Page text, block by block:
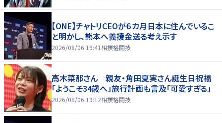
【ONE】チャトリCEOが６カ月日本に住んでいるこ
と明かし、熊本へ義援金送る考え示す
2026/08/06 19:41 相撲格闘技
高木菜那さん 親友・角田夏実さん誕生日祝福
「ようこそ34歳へ」旅行計画も言及「可愛すぎる」
2026/08/06 19:12相撲格闘技